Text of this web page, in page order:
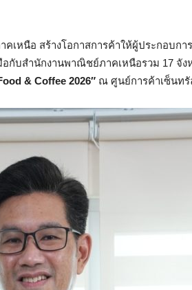
เหนือ สร้างโอกาสการค้าให้ผู้ประกอบกา
บสำนักงานพาณิชย์ภาคเหนือรวม 17 จัง
& Coffee 2026″ ณ ศูนย์การค้าเซ็นทรั